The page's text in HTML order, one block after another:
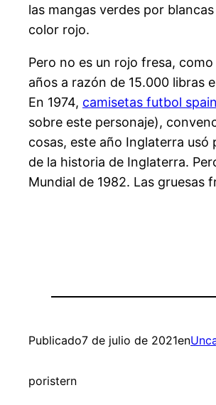
las mangas verdes por
color rojo.
Pero no es un rojo fresa,
años a razón de 15.000 libras
En 1974, camisetas futbol spain
sobre este personaje),
cosas, este año Inglaterra usó
de la historia de Inglaterra.
Mundial de 1982. Las gruesas
Publicado7 de julio de 2021en
poristern